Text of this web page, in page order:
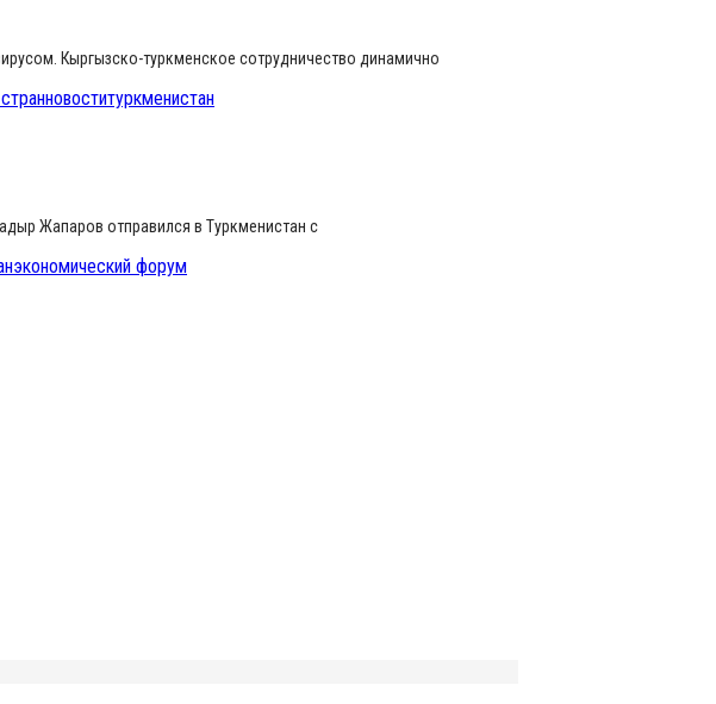
Кыргызско-туркменское сотрудничество динамично
новоституркменистан
Жапаров отправился в Туркменистан с
экономический форум